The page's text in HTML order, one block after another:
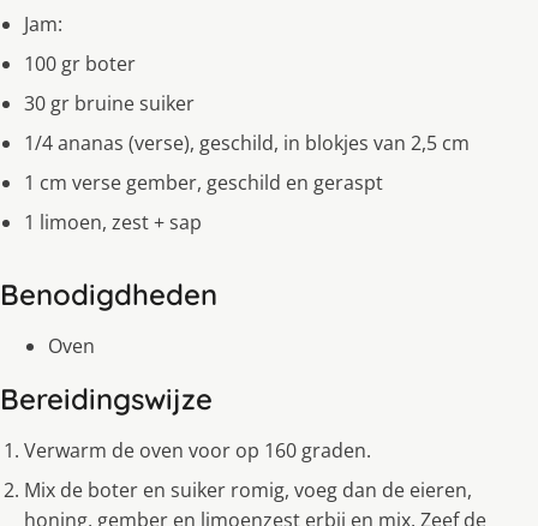
Jam:
100 gr boter
30 gr bruine suiker
1/4 ananas (verse), geschild, in blokjes van 2,5 cm
1 cm verse gember, geschild en geraspt
1 limoen, zest + sap
Benodigdheden
Oven
Bereidingswijze
Verwarm de oven voor op 160 graden.
Mix de boter en suiker romig, voeg dan de eieren,
honing, gember en limoenzest erbij en mix. Zeef de